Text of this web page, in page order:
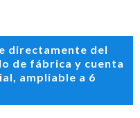
directamente del
de fábrica y cuenta
ampliable a 6